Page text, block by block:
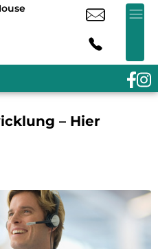
– Hier